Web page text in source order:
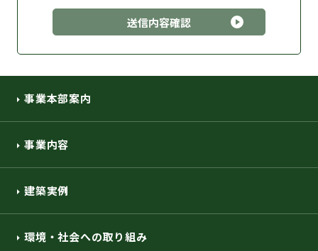
事業本部案内
事業内容
建築実例
環境・社会への取り組み